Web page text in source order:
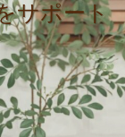
サポート
サポート
サポート